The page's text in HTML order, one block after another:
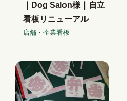
｜Dog Salon様｜自立
看板リニューアル
店舗・企業看板